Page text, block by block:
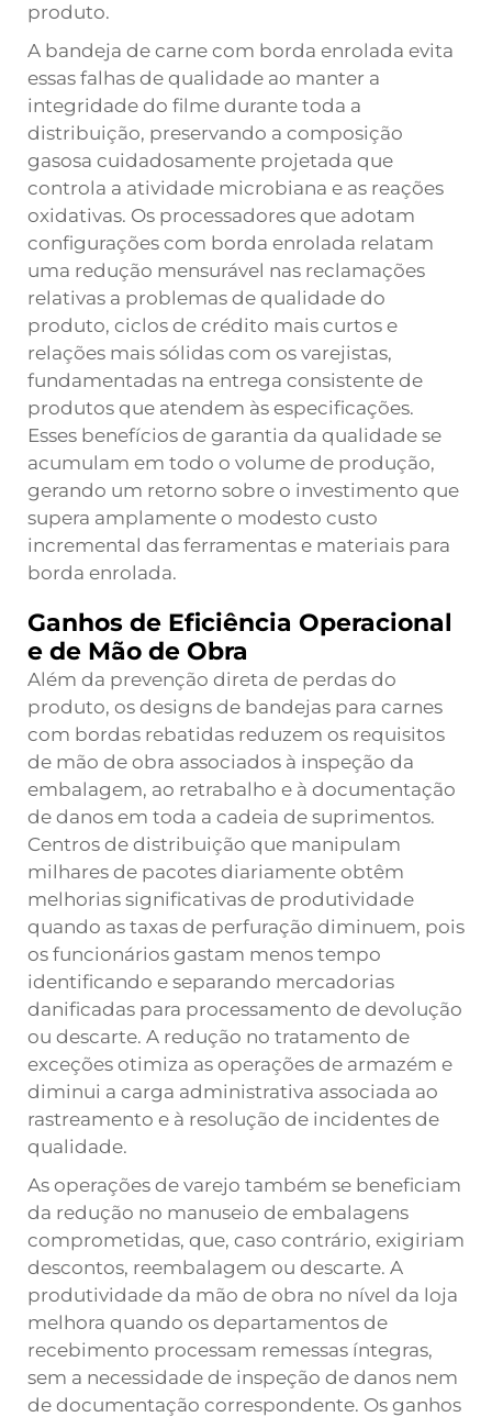
produto.
A bandeja de carne com borda enrolada evita
essas falhas de qualidade ao manter a
integridade do filme durante toda a
distribuição, preservando a composição
gasosa cuidadosamente projetada que
controla a atividade microbiana e as reações
oxidativas. Os processadores que adotam
configurações com borda enrolada relatam
uma redução mensurável nas reclamações
relativas a problemas de qualidade do
produto, ciclos de crédito mais curtos e
relações mais sólidas com os varejistas,
fundamentadas na entrega consistente de
produtos que atendem às especificações.
Esses benefícios de garantia da qualidade se
acumulam em todo o volume de produção,
gerando um retorno sobre o investimento que
supera amplamente o modesto custo
incremental das ferramentas e materiais para
borda enrolada.
Ganhos de Eficiência Operacional
e de Mão de Obra
Além da prevenção direta de perdas do
produto, os designs de bandejas para carnes
com bordas rebatidas reduzem os requisitos
de mão de obra associados à inspeção da
embalagem, ao retrabalho e à documentação
de danos em toda a cadeia de suprimentos.
Centros de distribuição que manipulam
milhares de pacotes diariamente obtêm
melhorias significativas de produtividade
quando as taxas de perfuração diminuem, pois
os funcionários gastam menos tempo
identificando e separando mercadorias
danificadas para processamento de devolução
ou descarte. A redução no tratamento de
exceções otimiza as operações de armazém e
diminui a carga administrativa associada ao
rastreamento e à resolução de incidentes de
qualidade.
As operações de varejo também se beneficiam
da redução no manuseio de embalagens
comprometidas, que, caso contrário, exigiriam
descontos, reembalagem ou descarte. A
produtividade da mão de obra no nível da loja
melhora quando os departamentos de
recebimento processam remessas íntegras,
sem a necessidade de inspeção de danos nem
de documentação correspondente. Os ganhos